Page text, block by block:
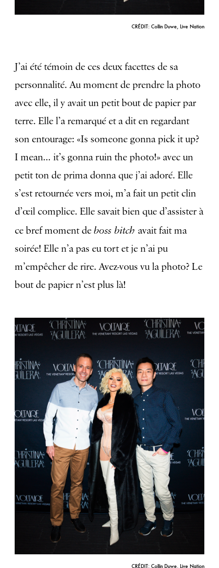
CRÉDIT: Collin Duwe, Live Nation
J’ai été témoin de ces deux facettes de sa
personnalité. Au moment de prendre la photo
avec elle, il y avait un petit bout de papier par
terre. Elle l’a remarqué et a dit en regardant
son entourage: «Is someone gonna pick it up?
I mean… it’s gonna ruin the photo!» avec un
petit ton de prima donna que j’ai adoré. Elle
s’est retournée vers moi, m’a fait un petit clin
d’œil complice. Elle savait bien que d’assister à
ce bref moment de boss bitch avait fait ma
soirée! Elle n’a pas eu tort et je n’ai pu
m’empêcher de rire. Avez-vous vu la photo? Le
bout de papier n’est plus là!
CRÉDIT: Collin Duwe, Live Nation